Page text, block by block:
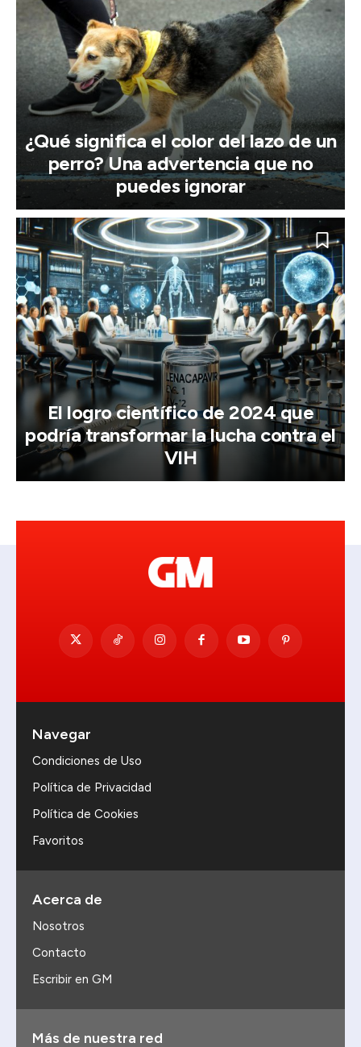
¿Qué significa el color del lazo de un
perro? Una advertencia que no
puedes ignorar
El logro científico de 2024 que
podría transformar la lucha contra el
VIH
Navegar
Condiciones de Uso
Política de Privacidad
Política de Cookies
Favoritos
Acerca de
Nosotros
Contacto
Escribir en GM
Más de nuestra red